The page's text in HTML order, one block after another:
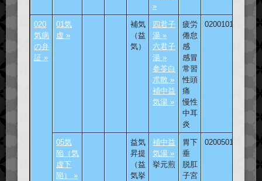
»
020
気病
の弁
証 »
01気
虚 »
補気
（益
気）
四君子
湯 »
六君子
湯 »
参苓白
朮散 »
補中益
気湯 »
疲労
倦怠
感
感冒
常習
性頭
痛
慢性
中耳
炎
020010101
05気
陥（気
虚下
陥） »
益気
昇提
（益
気挙
補中益
気湯 »
挙元煎
胃下
垂
脱肛
子宮
020050101